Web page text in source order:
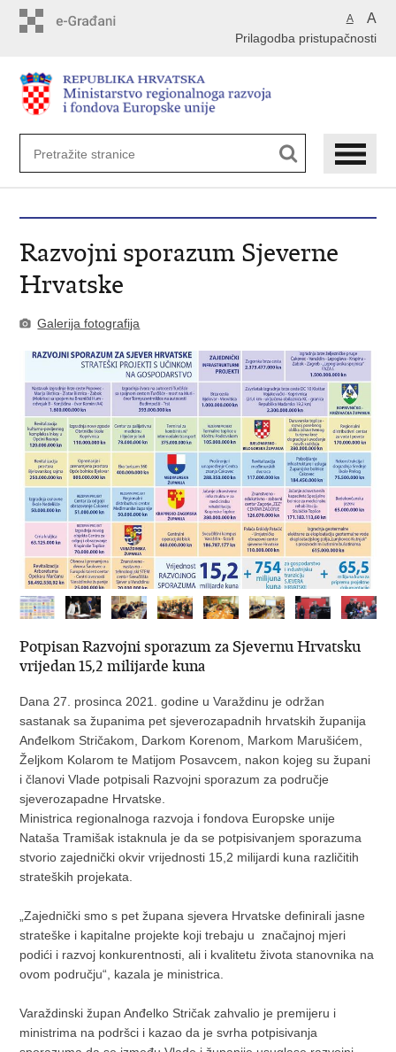
A A
Prilagodba pristupačnosti
Razvojni sporazum Sjeverne
Hrvatske
Galerija fotografija
Potpisan Razvojni sporazum za Sjevernu Hrvatsku
vrijedan 15,2 milijarde kuna
Dana 27. prosinca 2021. godine u Varaždinu je održan
sastanak sa županima pet sjeverozapadnih hrvatskih županija
Anđelkom Stričakom, Darkom Korenom, Markom Marušićem,
Željkom Kolarom te Matijom Posavcem, nakon kojeg su župani
i članovi Vlade potpisali Razvojni sporazum za područje
sjeverozapadne Hrvatske.
Ministrica regionalnoga razvoja i fondova Europske unije
Nataša Tramišak istaknula je da se potpisivanjem sporazuma
stvorio zajednički okvir vrijednosti 15,2 milijardi kuna različitih
strateških projekata.
„Zajednički smo s pet župana sjevera Hrvatske definirali jasne
strateške i kapitalne projekte koji trebaju u značajnoj mjeri
podići i razvoj konkurentnosti, ali i kvalitetu života stanovnika na
ovom području“, kazala je ministrica.
Varaždinski župan Anđelko Stričak zahvalio je premijeru i
ministrima na podršci i kazao da je svrha potpisivanja